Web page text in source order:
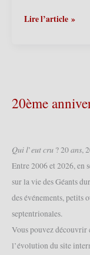
Victoire
Lezennes
d’Isidore
Court’Orelle
Lire l’article »
20ème
𝑄𝑢𝑖 𝑙’𝑒𝑢𝑡 𝑐𝑟𝑢 ? 20 𝑎𝑛𝑠,
Entre 2006 et 2026, en
sur la vie des Géants
des événements, petits
septentrionales.
Vous pouvez découvrir
l’évolution du site